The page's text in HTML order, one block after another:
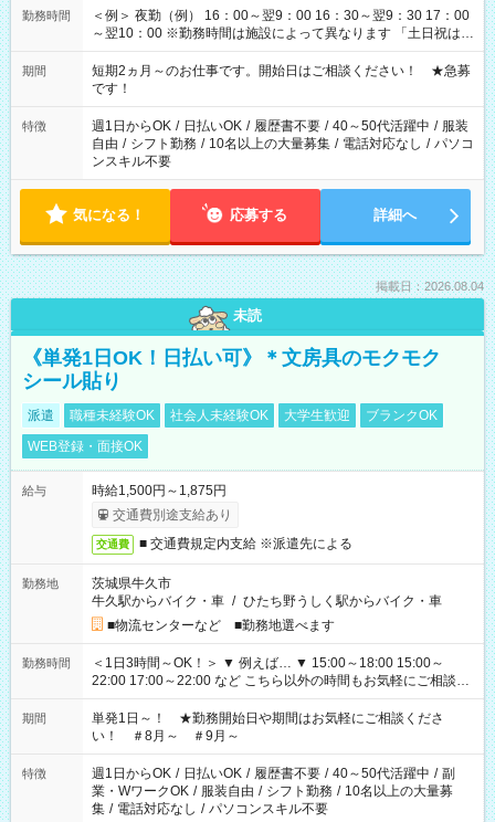
勤務時間
＜例＞ 夜勤（例） 16：00～翌9：00 16：30～翌9：30 17：00
～翌10：00 ※勤務時間は施設によって異なります 「土日祝は休
みたい」 「しっかり稼ぎたい」 「もう少し遅い時間から始めた
い」など ご希望にあったお仕事をご案内いたします。 ※未経験
の方の場合は1～2ヶ月間は日中での仕事を経験いただき、 お
仕事に慣れてからの夜勤になります。 ★家庭の都合でお休みが
必要な場合も遠慮なくご相談ください。
期間
短期2ヵ月～のお仕事です。開始日はご相談ください！ ★急募
です！
特徴 週1日からOK / 日払いOK / 履歴書不要 / 40～50代活躍中 / 服装
自由 / シフト勤務 / 10名以上の大量募集 / 電話対応なし / パソコ
ンスキル不要
気になる！ 応募する 詳細へ
掲載日：2026.08.04
未読
《単発1日OK！日払い可》＊文房具のモクモク
シール貼り
派遣 職種未経験OK 社会人未経験OK 大学生歓迎
ブランクOK
WEB登録・面接OK
給与
時給1,500円～1,875円
交通費別途支給あり
交通費 ■ 交通費規定内支給 ※派遣先による
勤務地
茨城県牛久市
牛久駅からバイク・車 / ひたち野うしく駅からバイク・車
■物流センターなど ■勤務地選べます
勤務時間
＜1日3時間～OK！＞ ▼ 例えば… ▼ 15:00～18:00 15:00～
22:00 17:00～22:00 など こちら以外の時間もお気軽にご相談く
ださい！
期間
単発1日～！ ★勤務開始日や期間はお気軽にご相談くださ
い！ ＃8月～ ＃9月～
特徴 週1日からOK / 日払いOK / 履歴書不要 / 40～50代活躍中 / 副
業・WワークOK / 服装自由 / シフト勤務 / 10名以上の大量募
集 / 電話対応なし / パソコンスキル不要